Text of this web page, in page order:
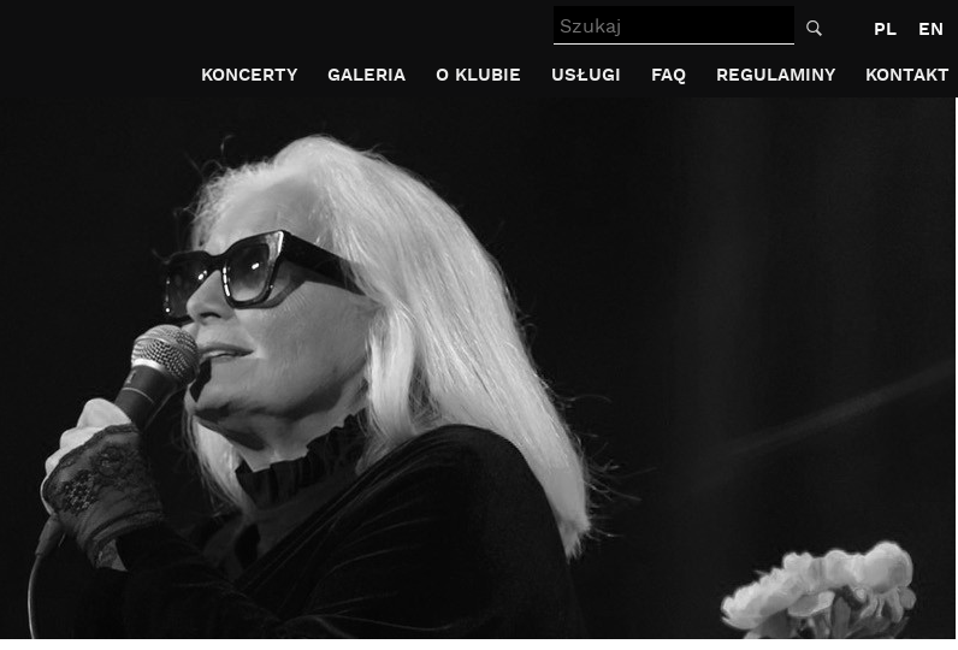
Szukaj PL
EN
KONCERTY
GALERIA O KLUBIE USŁUGI FAQ REGULAMINY KONTAKT